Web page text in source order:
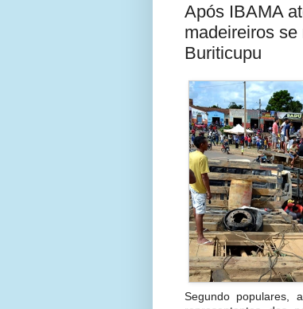
Após IBAMA
madeireiros
Buriticupu
Segundo populares,